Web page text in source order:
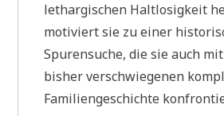
lethargischen Haltlosigkeit
motiviert sie zu einer
Spurensuche, die sie auch
bisher verschwiegenen
Familiengeschichte